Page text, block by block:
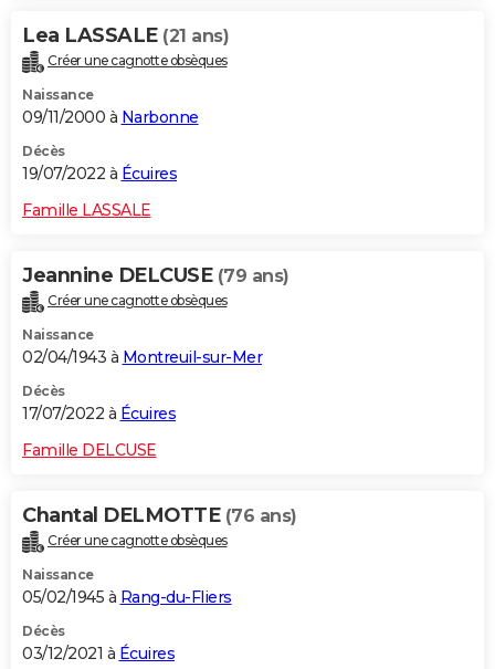
Lea LASSALE (21 ans)
Créer une cagnotte obsèques
Naissance
09/11/2000 à Narbonne
Décès
19/07/2022 à Écuires
Famille LASSALE
Jeannine DELCUSE (79 ans)
Créer une cagnotte obsèques
Naissance
02/04/1943 à Montreuil-sur-Mer
Décès
17/07/2022 à Écuires
Famille DELCUSE
Chantal DELMOTTE (76 ans)
Créer une cagnotte obsèques
Naissance
05/02/1945 à Rang-du-Fliers
Décès
03/12/2021 à Écuires